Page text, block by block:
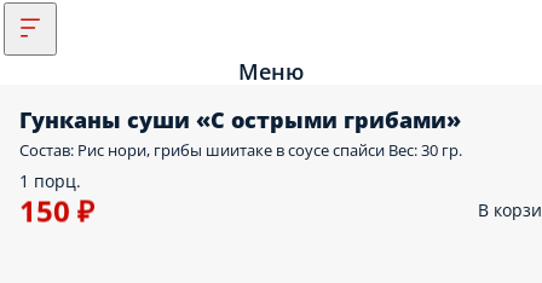
Меню
Гунканы cуши «С острыми грибами»
Состав: Рис нори, грибы шиитаке в соусе спайси Вес: 30 гр.
1 порц.
150 ₽ В